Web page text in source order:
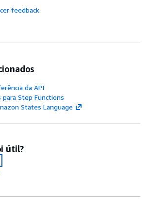
feedback
da API
para Step Functions
States Language
útil?